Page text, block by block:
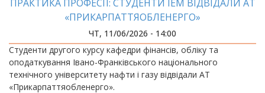
ПРАКТИКА ПРОФЕСІЇ: СТУДЕНТИ ІЕМ ВІДВІДАЛИ АТ
«ПРИКАРПАТТЯОБЛЕНЕРГО»
ЧТ, 11/06/2026 - 14:00
Студенти другого курсу кафедри фінансів, обліку та
оподаткування Івано-Франківського національного
технічного університету нафти і газу відвідали АТ
«Прикарпаттяобленерго».